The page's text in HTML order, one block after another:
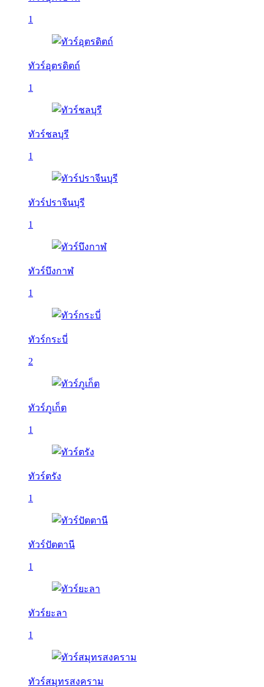
1
ทัวร์อุตรดิตถ์
1
ทัวร์ชลบุรี
1
ทัวร์ปราจีนบุรี
1
ทัวร์บึงกาฬ
1
ทัวร์กระบี่
2
ทัวร์ภูเก็ต
1
ทัวร์ตรัง
1
ทัวร์ปัตตานี
1
ทัวร์ยะลา
1
ทัวร์สมุทรสงคราม